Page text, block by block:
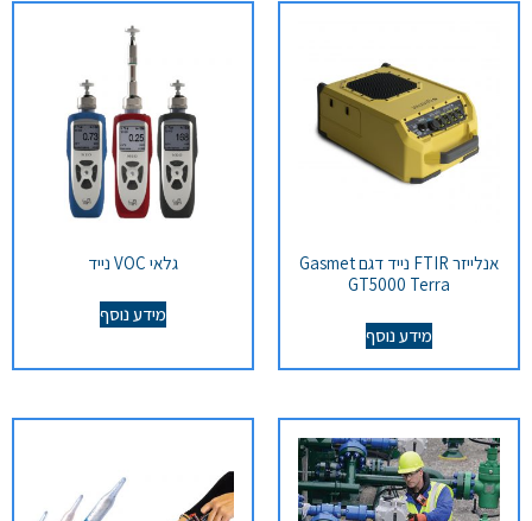
אנלייזר FTIR נייד דגם Gasmet
GT5000 Terra
מידע נוסף
גלאי VOC נייד
מידע נוסף